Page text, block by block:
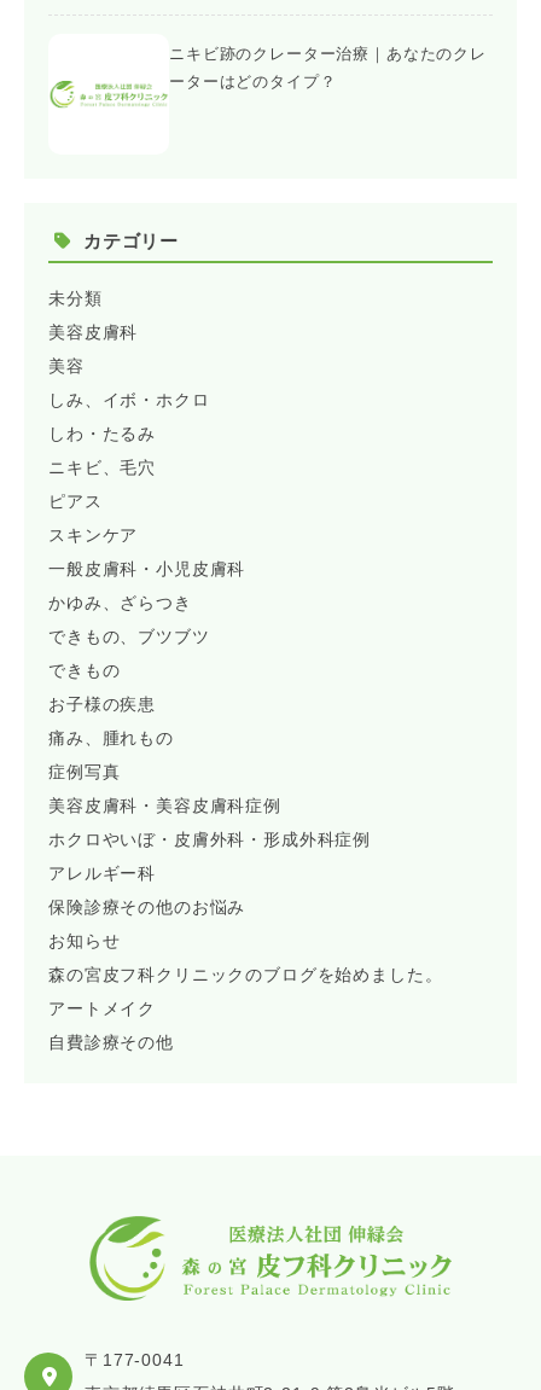
ニキビ跡のクレーター治療｜あなたのクレ
ーターはどのタイプ？
カテゴリー
未分類
美容皮膚科
美容
しみ、イボ・ホクロ
しわ・たるみ
ニキビ、毛穴
ピアス
スキンケア
一般皮膚科・小児皮膚科
かゆみ、ざらつき
できもの、ブツブツ
できもの
お子様の疾患
痛み、腫れもの
症例写真
美容皮膚科・美容皮膚科症例
ホクロやいぼ・皮膚外科・形成外科症例
アレルギー科
保険診療その他のお悩み
お知らせ
森の宮皮フ科クリニックのブログを始めました。
アートメイク
自費診療その他
〒177-0041